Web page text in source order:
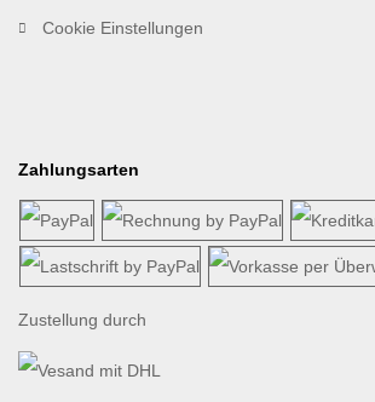
Cookie Einstellungen
Zahlungsarten
Zustellung durch